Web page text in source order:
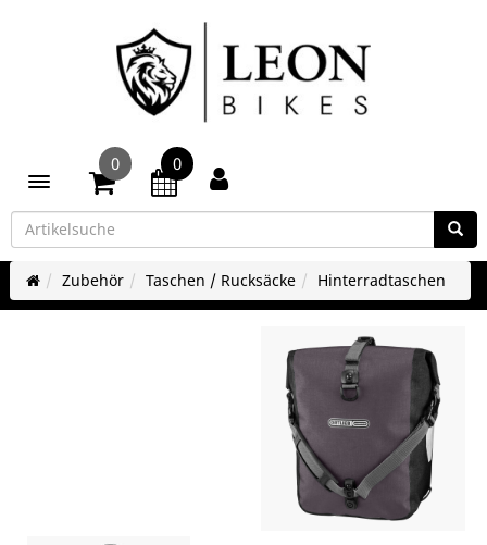
Toggle navigation
0 0
Zubehör Taschen / Rucksäcke Hinterradtaschen